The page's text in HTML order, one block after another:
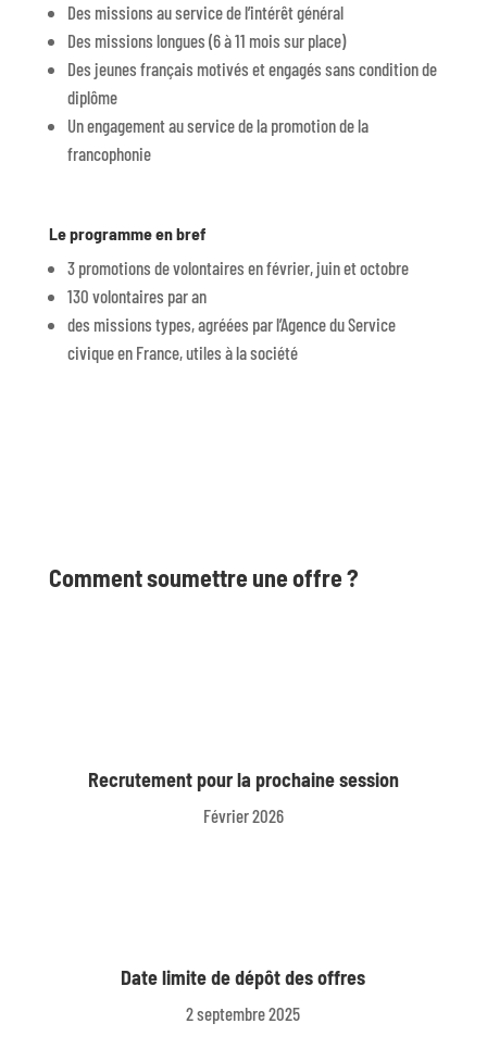
Des missions au service de l’intérêt général
Des missions longues (6 à 11 mois sur place)
Des jeunes français motivés et engagés sans condition de
diplôme
Un engagement au service de la promotion de la
francophonie
Le programme en bref
3 promotions de volontaires en février, juin et octobre
130 volontaires par an
des missions types, agréées par l’Agence du Service
civique en France, utiles à la société
Comment soumettre une offre ?
Recrutement pour la prochaine session
Février 2026
Date limite de dépôt des offres
2 septembre 2025